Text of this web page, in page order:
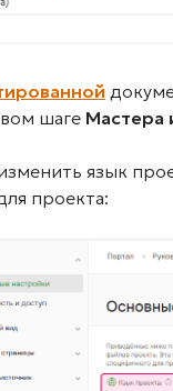
шаге Мастера
язык
проекта: